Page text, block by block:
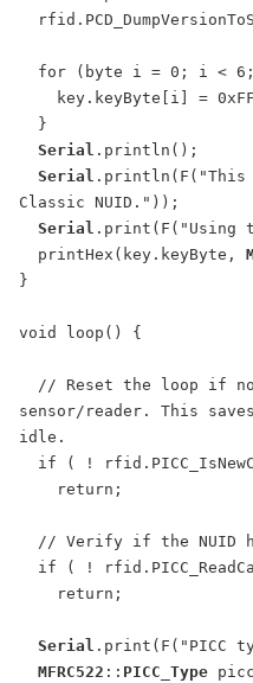
Serial .println();
Serial .println(F("This
Classic NUID."));
Serial .print(F("Using
printHex(key.keyByte,
}
void loop() {
sensor/reader. This
idle.
Serial .print(F("PICC
MFRC522 :: PICC_Type